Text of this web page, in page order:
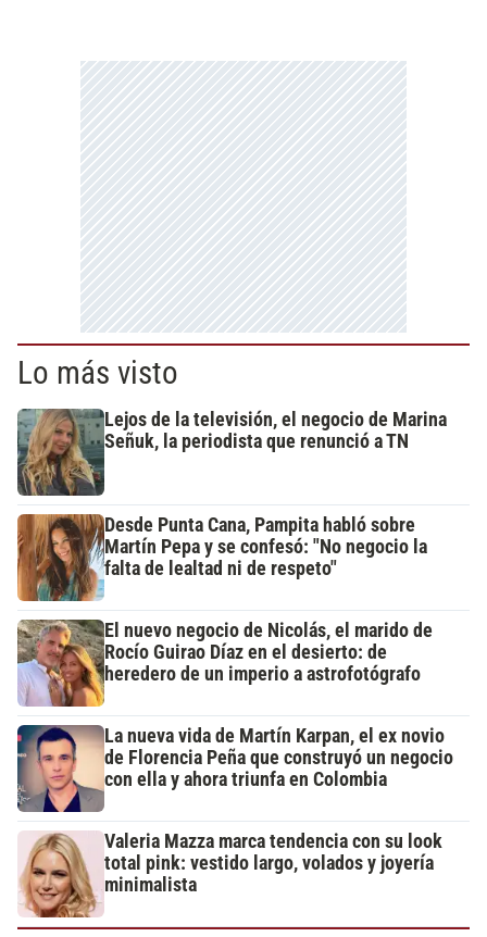
Lo más visto
Lejos de la televisión, el negocio de Marina
Señuk, la periodista que renunció a TN
Desde Punta Cana, Pampita habló sobre
Martín Pepa y se confesó: "No negocio la
falta de lealtad ni de respeto"
El nuevo negocio de Nicolás, el marido de
Rocío Guirao Díaz en el desierto: de
heredero de un imperio a astrofotógrafo
La nueva vida de Martín Karpan, el ex novio
de Florencia Peña que construyó un negocio
con ella y ahora triunfa en Colombia
Valeria Mazza marca tendencia con su look
total pink: vestido largo, volados y joyería
minimalista